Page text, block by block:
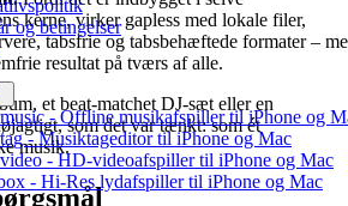
og betingelser
- Offline musikafspiller til iPhone og
- Musiktageditor til iPhone og Mac
- HD-videoafspiller til iPhone og Mac
- Hi-Res lydafspiller til iPhone og Mac
kerne, virker gapless med lokale filer,
tabsfrie og tabsbehæftede formater –
resultat på tværs af alle.
et beat-matchet DJ-sæt eller en
som det var tænkt: som ét
musik.